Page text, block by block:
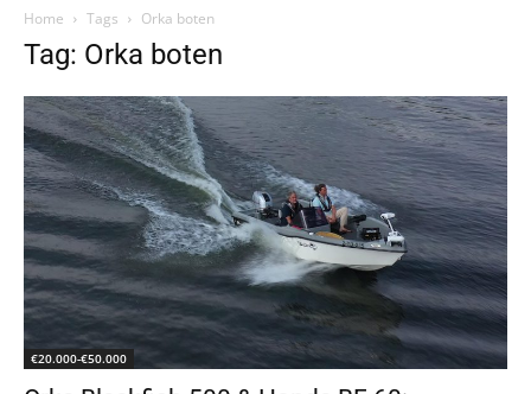
Home Tags Orka boten
Tag: Orka boten
€20.000-€50.000